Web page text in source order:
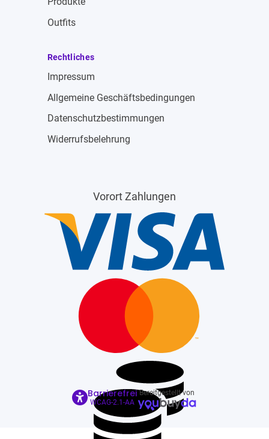
Outfits
Rechtliches
Impressum
Allgemeine Geschäftsbedingungen
Datenschutzbestimmungen
Widerrufsbelehrung
Vorort Zahlungen
Barrierefrei
WCAG-2.1-AA
Bereitgestellt von